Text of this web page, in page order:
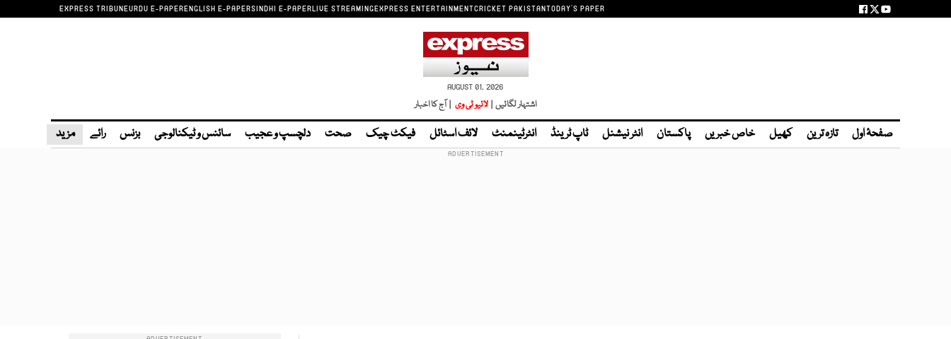
EXPRESS TRIBUNEURDU E-PAPERENGLISH E-PAPERSINDHI E-PAPERLIVE STREAMINGEXPRESS ENTERTAINMENTCRICKET PAKISTANTODAY'S PAPER
AUGUST 01, 2026
اشتہار لگائیں | لائیو ٹی وی | آج کا اخبار
صفحۂ اول تازہ ترین کھیل خاص خبریں پاکستان انٹر نیشنل ٹاپ ٹرینڈ انٹرٹینمنٹ لائف اسٹائل فیکٹ چیک صحت دلچسپ و عجیب سائنس و ٹیکنالوجی بزنس رائے مزید